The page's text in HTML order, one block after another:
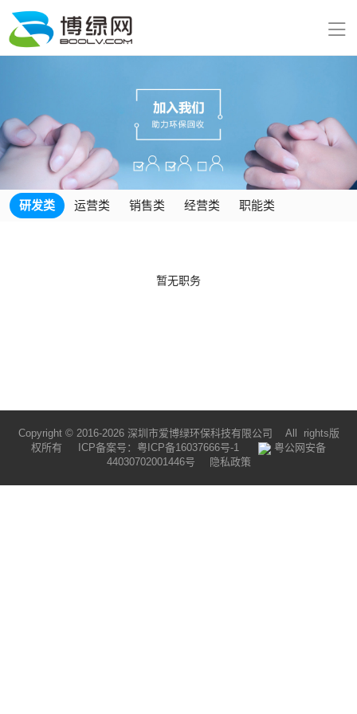
研发类 运营类 销售类 经营类 职能类
暂无职务
Copyright © 2016-2026深圳市爱博绿环保科技有限公司 All rights版
权所有 ICP备案号： 粤ICP备16037666号-1
粤公网安备
44030702001446号
隐私政策